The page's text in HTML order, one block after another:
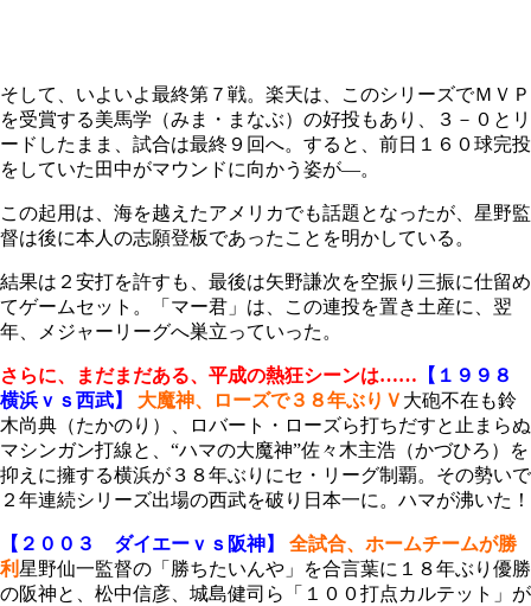
そして、いよいよ最終第７戦。楽天は、このシリーズでＭＶＰ
を受賞する美馬学（みま・まなぶ）の好投もあり、３－０とリ
ードしたまま、試合は最終９回へ。すると、前日１６０球完投
をしていた田中がマウンドに向かう姿が―。
この起用は、海を越えたアメリカでも話題となったが、星野監
督は後に本人の志願登板であったことを明かしている。
結果は２安打を許すも、最後は矢野謙次を空振り三振に仕留め
てゲームセット。「マー君」は、この連投を置き土産に、翌
年、メジャーリーグへ巣立っていった。
さらに、まだまだある、平成の熱狂シーンは…… 【１９９８
横浜ｖｓ西武】
大魔神、ローズで３８年ぶりＶ 大砲不在も鈴
木尚典（たかのり）、ロバート・ローズら打ちだすと止まらぬ
マシンガン打線と、“ハマの大魔神”佐々木主浩（かづひろ）を
抑えに擁する横浜が３８年ぶりにセ・リーグ制覇。その勢いで
２年連続シリーズ出場の西武を破り日本一に。ハマが沸いた！
【２００３ ダイエーｖｓ阪神】
全試合、ホームチームが勝
利星野仙一監督の「勝ちたいんや」を合言葉に１８年ぶり優勝
の阪神と、松中信彦、城島健司ら「１００打点カルテット」が